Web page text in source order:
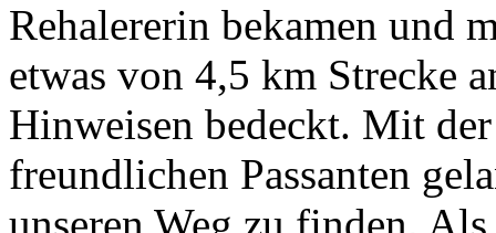
Rehalererin bekamen und
etwas von 4,5 km Strecke
Hinweisen bedeckt. Mit
freundlichen Passanten